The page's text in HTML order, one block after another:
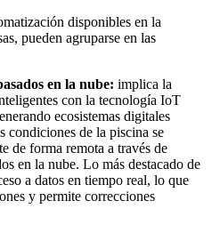
disponibles en la
pueden agruparse en las
en la nube: implica la
con la tecnología IoT
ecosistemas digitales
condiciones de la piscina se
de forma remota a través de
en la nube. Lo más destacado de
a datos en tiempo real, lo que
y permite correcciones